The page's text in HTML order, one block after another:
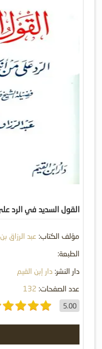
القول السديد في الرد
مؤلف الكتاب: عبد الرزاق
الطبعة:
دار النشر: دار إبن القيم
عدد الصفحات: 132
5.00